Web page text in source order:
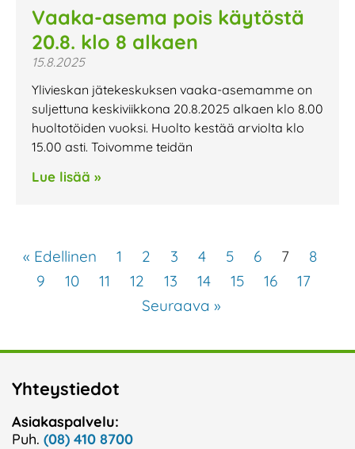
Vaaka-asema pois käytöstä
20.8. klo 8 alkaen
15.8.2025
Ylivieskan jätekeskuksen vaaka-asemamme on
suljettuna keskiviikkona 20.8.2025 alkaen klo 8.00
huoltotöiden vuoksi. Huolto kestää arviolta klo
15.00 asti. Toivomme teidän
Lue lisää »
« Edellinen 1 2 3 4 5 6 7
8
9
10 11 12 13 14 15 16
17
Seuraava »
Yhteystiedot
Asiakaspalvelu:
Puh. (08) 410 8700